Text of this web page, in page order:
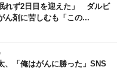
れず2日目を迎えた」 ダルビ
ん剤に苦しむも「この...
、「俺はがんに勝った」SNS